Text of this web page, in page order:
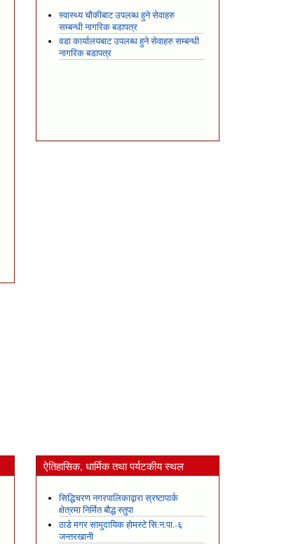
स्वास्थ्य चौकीबाट उपलब्ध हुने सेवाहरु
सम्बन्धी नागरिक बडापत्र
वडा कार्यालयबाट उपलब्ध हुने सेवाहरु सम्बन्धी
नागरिक बडापत्र
ऐतिहासिक, धार्मिक तथा पर्यटकीय स्थल
सिद्धिचरण नगरपालिकाद्वारा स्रष्टापार्क
क्षेत्रमा निर्मित बौद्ध स्तुपा
ठाडे मगर सामुदायिक होमस्टे सि.न.पा.-६
जन्तरखानी